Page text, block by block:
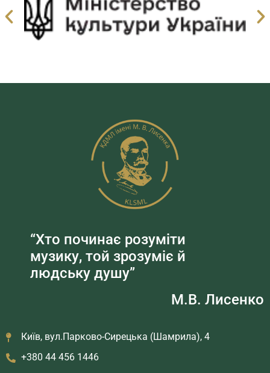
“Хто починає розуміти
музику, той зрозуміє й
людську душу”
М.В. Лисенко
Київ, вул.Парково-Сирецька (Шамрила), 4
+380 44 456 1446